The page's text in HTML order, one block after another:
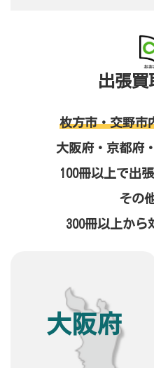
出張買
枚方市・交野市
大阪府・京都府
100冊以上で出
その
300冊以上から
大阪府